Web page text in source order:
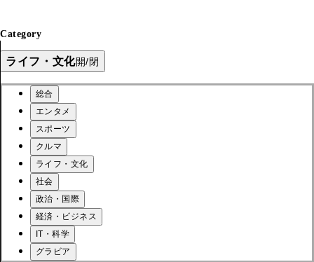
Category
ライフ・文化開/閉
総合
エンタメ
スポーツ
クルマ
ライフ・文化
社会
政治・国際
経済・ビジネス
IT・科学
グラビア